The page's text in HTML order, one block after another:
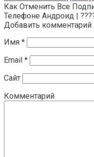
Как Отменить Все
Телефоне Андроид |
Добавить комментарий
Имя *
Email *
Сайт
Комментарий